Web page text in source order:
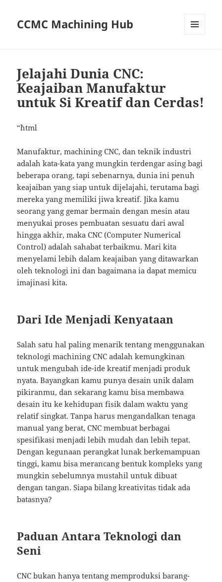
CCMC Machining Hub
Jelajahi Dunia CNC:
Keajaiban Manufaktur
untuk Si Kreatif dan Cerdas!
“`html
Manufaktur, machining CNC, dan teknik industri
adalah kata-kata yang mungkin terdengar asing bagi
beberapa orang, tapi sebenarnya, dunia ini penuh
keajaiban yang siap untuk dijelajahi, terutama bagi
mereka yang memiliki jiwa kreatif. Jika kamu
seorang yang gemar bermain dengan mesin atau
menyukai proses pembuatan sesuatu dari awal
hingga akhir, maka CNC (Computer Numerical
Control) adalah sahabat terbaikmu. Mari kita
menyelami lebih dalam keajaiban yang ditawarkan
oleh teknologi ini dan bagaimana ia dapat memicu
imajinasi kita.
Dari Ide Menjadi Kenyataan
Salah satu hal paling menarik tentang menggunakan
teknologi machining CNC adalah kemungkinan
untuk mengubah ide-ide kreatif menjadi produk
nyata. Bayangkan kamu punya desain unik dalam
pikiranmu, dan sekarang kamu bisa membawa
desain itu ke kehidupan fisik dalam waktu yang
relatif singkat. Tanpa harus mengandalkan tenaga
manual yang berat, CNC membuat berbagai
spesifikasi menjadi lebih mudah dan lebih tepat.
Dengan kegunaan perangkat lunak berkemampuan
tinggi, kamu bisa merancang bentuk kompleks yang
mungkin sebelumnya mustahil untuk dibuat
dengan tangan. Siapa bilang kreativitas tidak ada
batasnya?
Paduan Antara Teknologi dan
Seni
CNC bukan hanya tentang memproduksi barang-